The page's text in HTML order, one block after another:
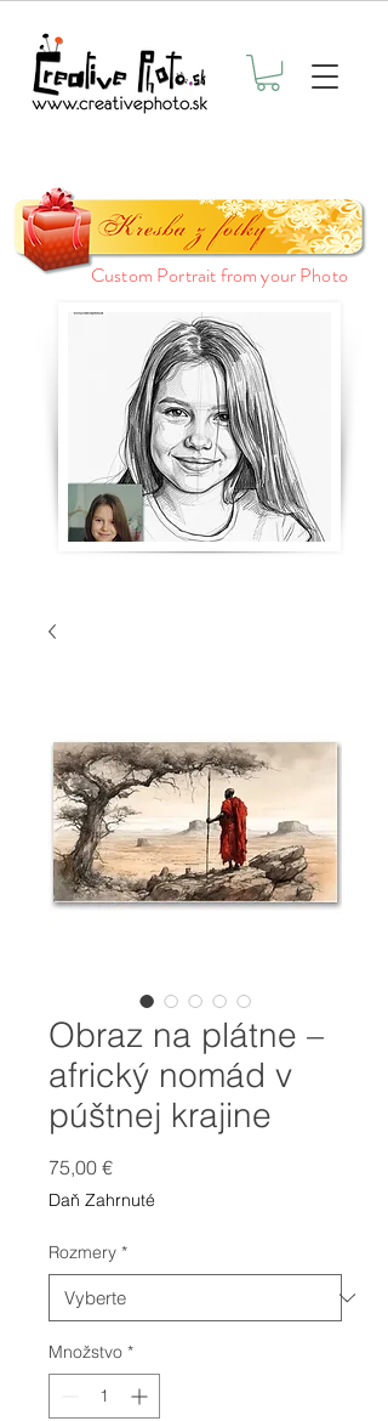
Custom Portrait from your Photo
Obraz na plátne –
africký nomád v
púštnej krajine
75,00 €Price
Daň Zahrnuté
Rozmery *
Množstvo *